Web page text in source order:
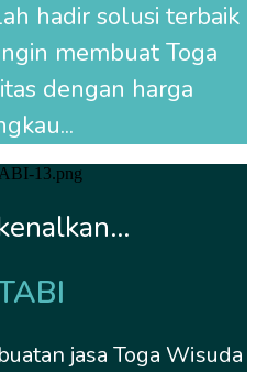
hadir solusi terbaik
membuat Toga
dengan harga
jasa Toga Wisuda